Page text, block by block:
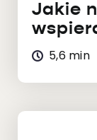
Jakie
5,6 min